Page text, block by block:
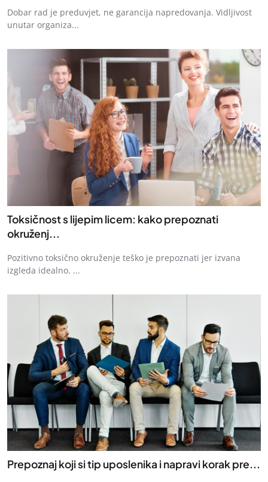
Dobar rad je preduvjet, ne garancija napredovanja. Vidljivost
unutar organiza...
Toksičnost s lijepim licem: kako prepoznati
okruženj...
Pozitivno toksično okruženje teško je prepoznati jer izvana
izgleda idealno. ...
Prepoznaj koji si tip uposlenika i napravi korak pre...